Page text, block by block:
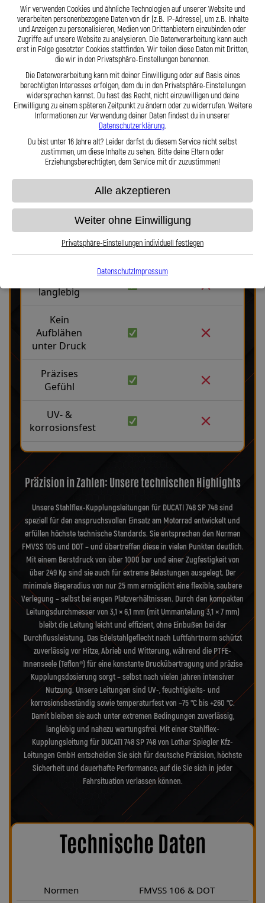
Stahlflex vs. Gummi
Fakten Stahlflex Gummi
langlebig
Kein
Aufblähen
unter Druck
Präzises
Gefühl
UV- &
korrosionsfest
Anschlüsse ermöglichen eine spannungsfreie, saubere Verlegung wie
Orig. – ein besonderes Merkmal aus der Entwicklung von Lothar
Spiegler. Jede Leitung wird millimetergenau gefertigt, geprüft und
exakt auf Ihr Motorrad abgestimmt – ob als Sonderanfertigung oder
anbaufertiges Stahlflex-Kit. Mit den Stahlflex-Kupplungsleitungen von
Lothar Spiegler Kfz-Leitungen GmbH setzen Sie auf deutsche
Handwerksqualität, über 35 Jahre Erfahrung und ein Produkt, das
Haltbarkeit, Präzision und Fahrgefühl auf höchstem Niveau vereint.
Hier zu unserem Video „Stahlflex vs. Gummi“
Präzision in Zahlen: Unsere technischen Highlights
Unsere Stahlflex-Kupplungsleitungen für DUCATI 748 SP 748 sind
speziell für den anspruchsvollen Einsatz am Motorrad entwickelt und
erfüllen höchste technische Standards. Sie entsprechen den Normen
FMVSS 106 und DOT – und übertreffen diese in vielen Punkten deutlich.
Mit einem Berstdruck von über 1000 bar und einer Zugfestigkeit von
über 249 Kp sind sie auch für extreme Belastungen ausgelegt. Der
minimale Biegeradius von nur 25 mm ermöglicht eine flexible, saubere
Verlegung – selbst bei engen Platzverhältnissen. Durch den kompakten
Leitungsdurchmesser von 3,1 × 6,1 mm (mit Ummantelung 3,1 × 7 mm)
bleibt die Leitung leicht und effizient, ohne Einbußen bei der
Durchflussleistung. Das Edelstahlgeflecht nach Luftfahrtnorm schützt
zuverlässig vor Hitze, Abrieb und Witterung, während die PTFE-
Innenseele (Teflon®) für eine konstante Druckübertragung und präzise
Kupplungsdosierung sorgt – selbst nach vielen Jahren intensiver
Nutzung. Unsere Leitungen sind UV-, feuchtigkeits- und
korrosionsbeständig sowie temperaturfest von −75 °C bis +260 °C.
Damit bleiben sie auch unter extremen Bedingungen zuverlässig,
langlebig und nahezu wartungsfrei. Mit einer Stahlflex-
Kupplungsleitung für DUCATI 748 SP 748 von Lothar Spiegler Kfz-
Leitungen GmbH entscheiden Sie sich für deutsche Präzision, höchste
Sicherheit und dauerhafte Performance, auf die Sie sich in jeder
Fahrsituation verlassen können.
Technische Daten
Normen FMVSS 106 & DOT
Wir verwenden Cookies und ähnliche Technologien auf unserer Website und
verarbeiten personenbezogene Daten von dir (z.B. IP-Adresse), um z.B. Inhalte
und Anzeigen zu personalisieren, Medien von Drittanbietern einzubinden oder
Zugriffe auf unsere Website zu analysieren. Die Datenverarbeitung kann auch
erst in Folge gesetzter Cookies stattfinden. Wir teilen diese Daten mit Dritten,
die wir in den Privatsphäre-Einstellungen benennen.
Die Datenverarbeitung kann mit deiner Einwilligung oder auf Basis eines
berechtigten Interesses erfolgen, dem du in den Privatsphäre-Einstellungen
widersprechen kannst. Du hast das Recht, nicht einzuwilligen und deine
Einwilligung zu einem späteren Zeitpunkt zu ändern oder zu widerrufen. Weitere
Informationen zur Verwendung deiner Daten findest du in unserer
Datenschutzerklärung.
Du bist unter 16 Jahre alt? Leider darfst du diesem Service nicht selbst
zustimmen, um diese Inhalte zu sehen. Bitte deine Eltern oder
Erziehungsberechtigten, dem Service mit dir zuzustimmen!
Alle akzeptieren
Weiter ohne Einwilligung
Privatsphäre-Einstellungen individuell festlegen
DatenschutzImpressum